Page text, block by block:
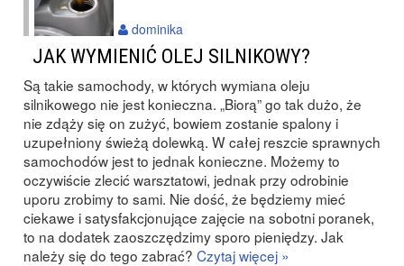
JAK WYMIENIĆ OLEJ SILNIKOWY?
Są takie samochody, w których wymiana oleju
silnikowego nie jest konieczna. „Biorą” go tak dużo, że
nie zdąży się on zużyć, bowiem zostanie spalony i
uzupełniony świeżą dolewką. W całej reszcie sprawnych
samochodów jest to jednak konieczne. Możemy to
oczywiście zlecić warsztatowi, jednak przy odrobinie
uporu zrobimy to sami. Nie dość, że będziemy mieć
ciekawe i satysfakcjonujące zajęcie na sobotni poranek,
to na dodatek zaoszczędzimy sporo pieniędzy. Jak
należy się do tego zabrać? Czytaj więcej »
dominika